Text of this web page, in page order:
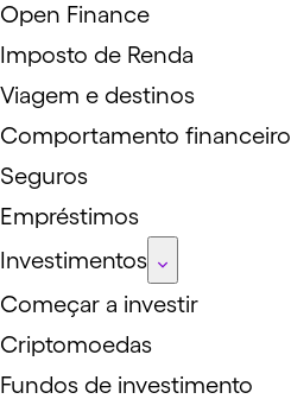
Open Finance
Imposto de Renda
Viagem e destinos
Comportamento financeiro
Seguros
Empréstimos
Investimentos
Começar a investir
Criptomoedas
Fundos de investimento